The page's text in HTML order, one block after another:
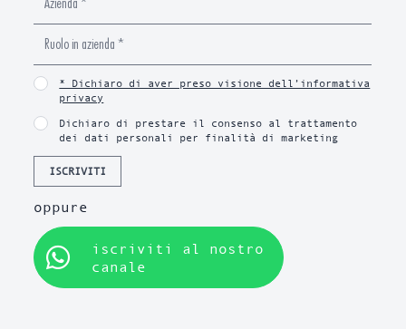
* Dichiaro di aver preso visione dell’informativa
privacy
Dichiaro di prestare il consenso al trattamento
dei dati personali per finalità di marketing
ISCRIVITI
oppure
iscriviti al nostro
canale